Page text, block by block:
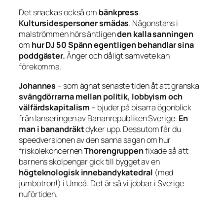
Det snackas också om bänkpress.
Kultursidespersoner smädas. Någonstans i
malströmmen hörs äntligenden kalla sanningen
om hur DJ 50 Spänn egentligen behandlar sina
poddgäster.Ånger och dåligt samvete kan
förekomma.
Johannes – som ägnat senaste tiden åt att granska
svängdörrarna mellan politik, lobbyism och
välfärdskapitalism – bjuder på bisarra ögonblick
från lanseringen avBananrepubliken Sverige. En
man i banandräktdyker upp. Dessutom får du
speedversionen av den sanna sagan om hur
friskolekoncernenThorengruppenfixade så att
barnens skolpengar gick till bygget av en
högteknologisk innebandykatedral (med
jumbotron!) i Umeå. Det är så vi jobbar i Sverige
nuförtiden.